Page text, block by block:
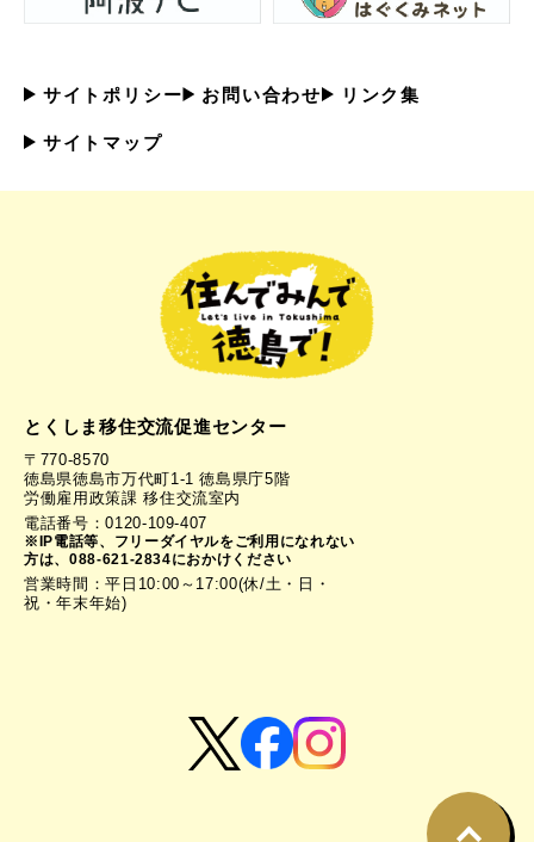
サイトポリシー お問い合わせ リンク集
サイトマップ
とくしま移住交流促進センター
〒770-8570
徳島県徳島市万代町1-1 徳島県庁5階
労働雇用政策課 移住交流室内
電話番号：0120-109-407
※IP電話等、フリーダイヤルをご利用になれない
方は、088-621-2834におかけください
営業時間：平日10:00～17:00(休/土・日・
祝・年末年始)